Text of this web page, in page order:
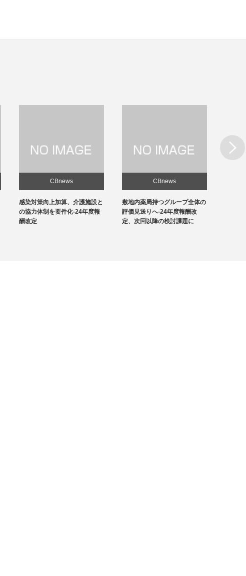
CBnews
敷地内薬局持つグループ全体の
評価見送りへ-24年度報酬改
定、次回以降の検討課題に
CBnews
急性期1の在院日数、支払側
「14日以内」主張-診療側「分
化の前につぶれる」、公益裁定
Next